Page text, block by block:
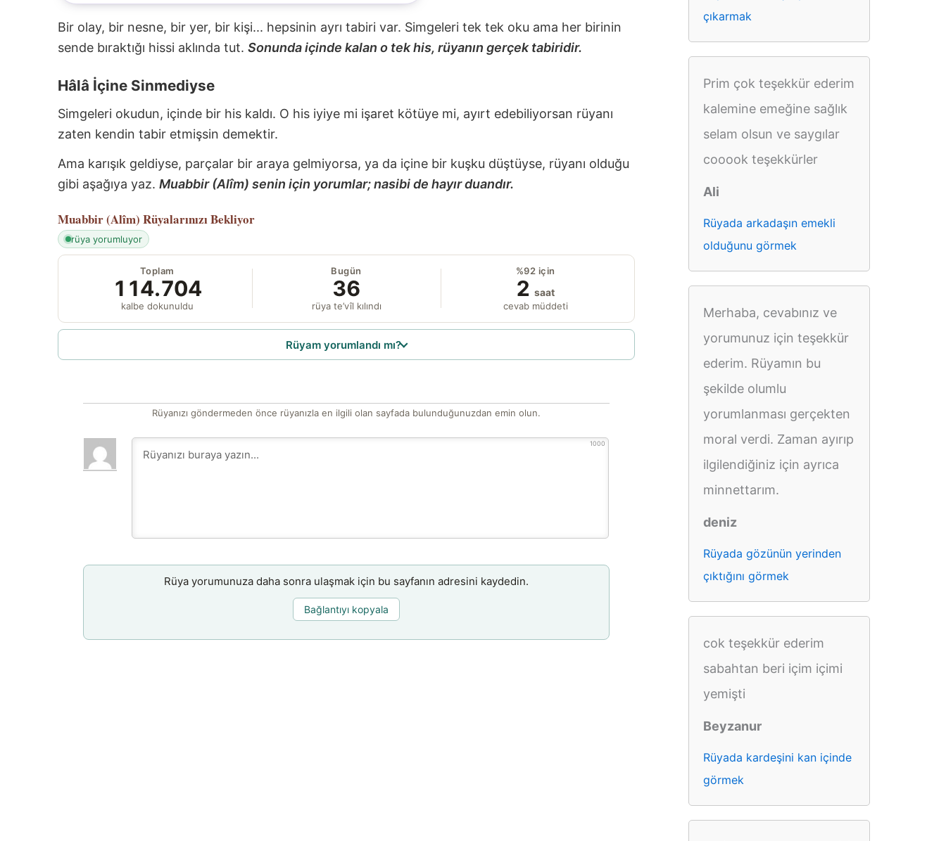
Bir olay, bir nesne, bir yer, bir kişi... hepsinin ayrı tabiri var. Simgeleri tek tek oku ama her birinin
sende bıraktığı hissi aklında tut. Sonunda içinde kalan o tek his, rüyanın gerçek tabiridir.
Hâlâ İçine Sinmediyse
Simgeleri okudun, içinde bir his kaldı. O his iyiye mi işaret kötüye mi, ayırt edebiliyorsan rüyanı
zaten kendin tabir etmişsin demektir.
Ama karışık geldiyse, parçalar bir araya gelmiyorsa, ya da içine bir kuşku düştüyse, rüyanı olduğu
gibi aşağıya yaz. Muabbir (Alîm) senin için yorumlar; nasibi de hayır duandır.
Muabbir (Alîm) Rüyalarınızı Bekliyor
rüya yorumluyor
Toplam
114.704
kalbe dokunuldu
Bugün
36
rüya te’vîl kılındı
%92 için
2 saat
cevab müddeti
Rüyam yorumlandı mı?
Rüyanızı göndermeden önce rüyanızla en ilgili olan sayfada bulunduğunuzdan emin olun.
1000
Rüya yorumunuza daha sonra ulaşmak için bu sayfanın adresini kaydedin.
Bağlantıyı kopyala
çıkarmak
Prim çok teşekkür ederim
kalemine emeğine sağlık
selam olsun ve saygılar
cooook teşekkürler
Ali
Rüyada arkadaşın emekli
olduğunu görmek
Merhaba, cevabınız ve
yorumunuz için teşekkür
ederim. Rüyamın bu
şekilde olumlu
yorumlanması gerçekten
moral verdi. Zaman ayırıp
ilgilendiğiniz için ayrıca
minnettarım.
deniz
Rüyada gözünün yerinden
çıktığını görmek
cok teşekkür ederim
sabahtan beri içim içimi
yemişti
Beyzanur
Rüyada kardeşini kan içinde
görmek